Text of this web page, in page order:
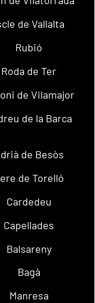
de Vallalta
Rubió
Roda de Ter
de Vilamajor
de la Barca
de Besòs
de Torelló
Cardedeu
Capellades
Balsareny
Bagà
Manresa